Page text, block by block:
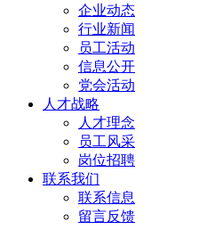
企业动态
行业新闻
员工活动
信息公开
党会活动
人才战略
人才理念
员工风采
岗位招聘
联系我们
联系信息
留言反馈